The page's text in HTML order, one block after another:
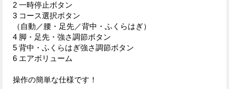
2 一時停止ボタン
3 コース選択ボタン
（自動／腰・足先／背中・ふくらはぎ）
4 脚・足先・強さ調節ボタン
5 背中・ふくらはぎ強さ調節ボタン
6 エアボリューム
操作の簡単な仕様です！